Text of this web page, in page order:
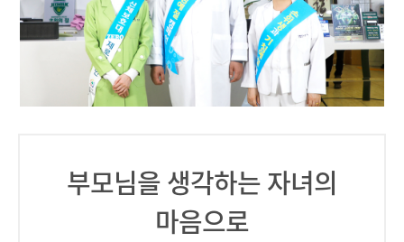
부모님을 생각하는 자녀의
마음으로